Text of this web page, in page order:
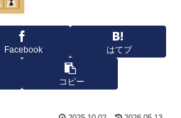
Facebook はてブ
コピー